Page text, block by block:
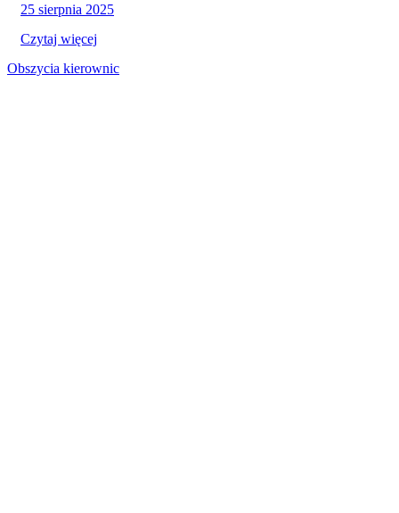
25 sierpnia 2025
Czytaj więcej
Obszycia kierownic